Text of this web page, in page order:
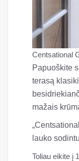
Centsational
Papuoškite
terasą
mažais
lauko
Toliau eikite į